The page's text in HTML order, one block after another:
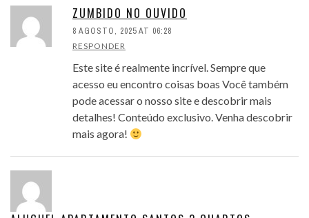
ZUMBIDO NO OUVIDO
8 AGOSTO, 2025 AT 06:28
RESPONDER
Este site é realmente incrível. Sempre que
acesso eu encontro coisas boas Você também
pode acessar o nosso site e descobrir mais
detalhes! Conteúdo exclusivo. Venha descobrir
mais agora!